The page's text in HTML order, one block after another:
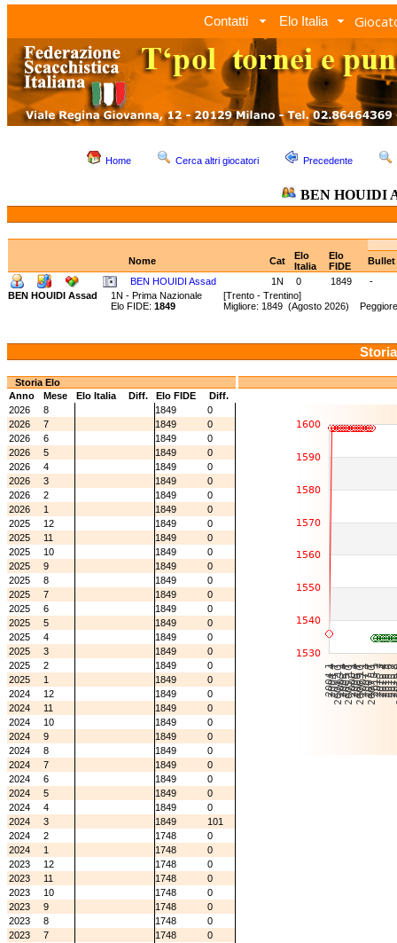
Contatti Elo Italia
Home Cerca altri giocatori Precedente
BEN HOUIDI
Nome Cat
Elo
Italia
Elo
FIDE
Bullet
BEN HOUIDI Assad
1N 0 1849
-
BEN HOUIDI Assad
1N - Prima Nazionale [Trento - Trentino]
Elo FIDE: 1849 Migliore: 1849 (Agosto 2026)
Storia Elo
Anno
Mese Elo Italia Diff. Elo FIDE
Diff.
2026
8 1849
0
2026
7 1849
0
2026
6 1849
0
2026
5 1849
0
2026
4 1849
0
2026
3 1849
0
2026
2 1849
0
2026
1 1849
0
2025
12 1849
0
2025
11 1849
0
2025
10 1849
0
2025
9 1849
0
2025
8 1849
0
2025
7 1849
0
2025
6 1849
0
2025
5 1849
0
2025
4 1849
0
2025
3 1849
0
2025
2 1849
0
2025
1 1849
0
2024
12 1849
0
2024
11 1849
0
2024
10 1849
0
2024
9 1849
0
2024
8 1849
0
2024
7 1849
0
2024
6 1849
0
2024
5 1849
0
2024
4 1849
0
2024
3 1849
101
2024
2 1748
0
2024
1 1748
0
2023
12 1748
0
2023
11 1748
0
2023
10 1748
0
2023
9 1748
0
2023
8 1748
0
2023
7 1748
0